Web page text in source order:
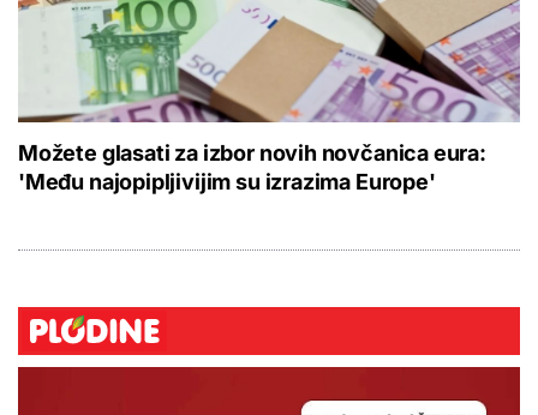
Možete glasati za izbor novih novčanica eura:
'Među najopipljivijim su izrazima Europe'